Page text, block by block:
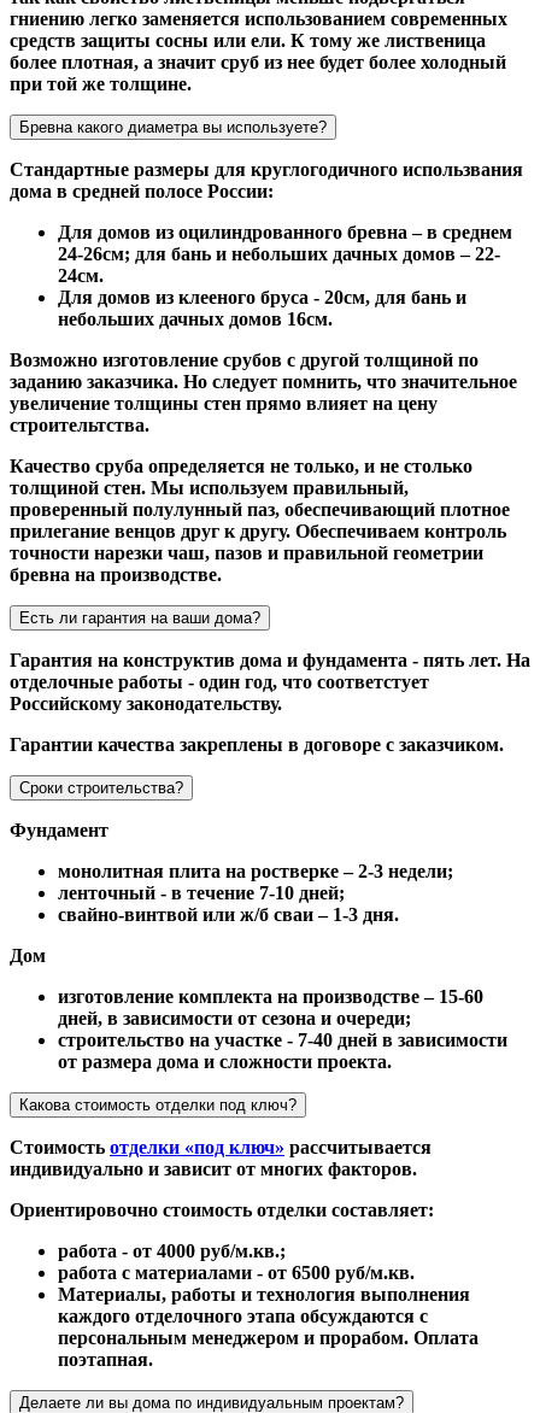
гниению легко заменяется использованием современных
средств защиты сосны или ели. К тому же лиственица
более плотная, а значит сруб из нее будет более холодный
при той же толщине.
Бревна какого диаметра вы используете?
Стандартные размеры для круглогодичного использвания
дома в средней полосе России:
Для домов из оцилиндрованного бревна – в среднем
24-26см; для бань и небольших дачных домов – 22-
24см.
Для домов из клееного бруса - 20см, для бань и
небольших дачных домов 16см.
Возможно изготовление срубов с другой толщиной по
заданию заказчика. Но следует помнить, что значительное
увеличение толщины стен прямо влияет на цену
строительтства.
Качество сруба определяется не только, и не столько
толщиной стен. Мы используем правильный,
проверенный полулунный паз, обеспечивающий плотное
прилегание венцов друг к другу. Обеспечиваем контроль
точности нарезки чаш, пазов и правильной геометрии
бревна на производстве.
Есть ли гарантия на ваши дома?
Гарантия на конструктив дома и фундамента - пять лет. На
отделочные работы - один год, что соответстует
Российскому законодательству.
Гарантии качества закреплены в договоре с заказчиком.
Сроки строительства?
Фундамент
монолитная плита на ростверке – 2-3 недели;
ленточный - в течение 7-10 дней;
свайно-винтвой или ж/б сваи – 1-3 дня.
Дом
изготовление комплекта на производстве – 15-60
дней, в зависимости от сезона и очереди;
строительство на участке - 7-40 дней в зависимости
от размера дома и сложности проекта.
Какова стоимость отделки под ключ?
Стоимость отделки «под ключ» рассчитывается
индивидуально и зависит от многих факторов.
Ориентировочно стоимость отделки составляет:
работа - от 4000 руб/м.кв.;
работа с материалами - от 6500 руб/м.кв.
Материалы, работы и технология выполнения
каждого отделочного этапа обсуждаются с
персональным менеджером и прорабом. Оплата
поэтапная.
Делаете ли вы дома по индивидуальным проектам?